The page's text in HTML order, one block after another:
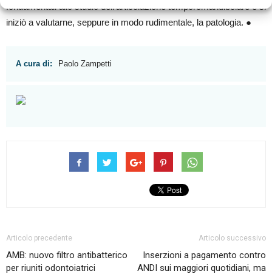
fondamentali allo studio dell’articolazione temporomandibolare e si
iniziò a valutarne, seppure in modo rudimentale, la patologia. ●
A cura di: Paolo Zampetti
Articolo precedente
AMB: nuovo filtro antibatterico
per riuniti odontoiatrici
Articolo successivo
Inserzioni a pagamento contro
ANDI sui maggiori quotidiani, ma